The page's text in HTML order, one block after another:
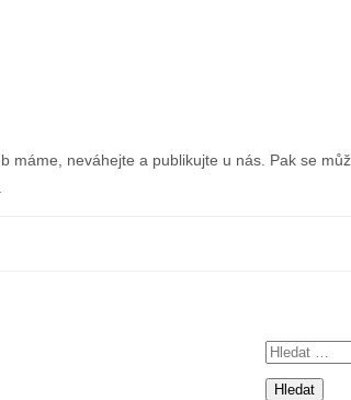
neváhejte a publikujte u nás. Pak se
Vyhledávání